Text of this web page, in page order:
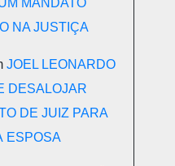
NA JUSTIÇA
JOEL LEONARDO
DESALOJAR
DE JUIZ PARA
ESPOSA